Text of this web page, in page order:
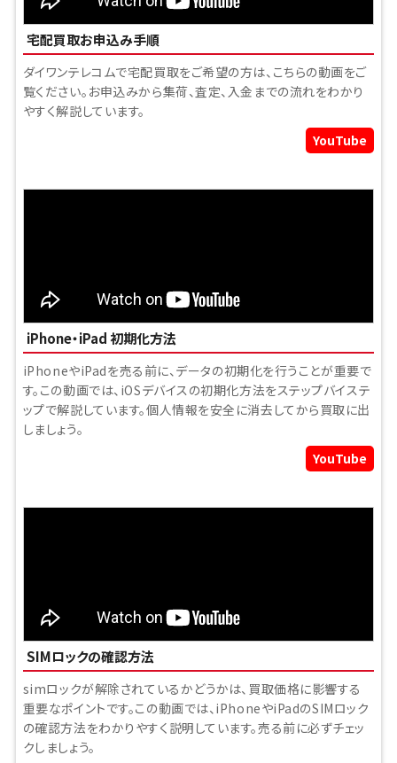
宅配買取お申込み手順
ダイワンテレコムで宅配買取をご希望の方は、こちらの動画をご
覧ください。お申込みから集荷、査定、入金までの流れをわかり
やすく解説しています。
YouTube
iPhone・iPad 初期化方法
iPhoneやiPadを売る前に、データの初期化を行うことが重要で
す。この動画では、iOSデバイスの初期化方法をステップバイステ
ップで解説しています。個人情報を安全に消去してから買取に出
しましょう。
YouTube
SIMロックの確認方法
simロックが解除されているかどうかは、買取価格に影響する
重要なポイントです。この動画では、iPhoneやiPadのSIMロック
の確認方法をわかりやすく説明しています。売る前に必ずチェッ
クしましょう。